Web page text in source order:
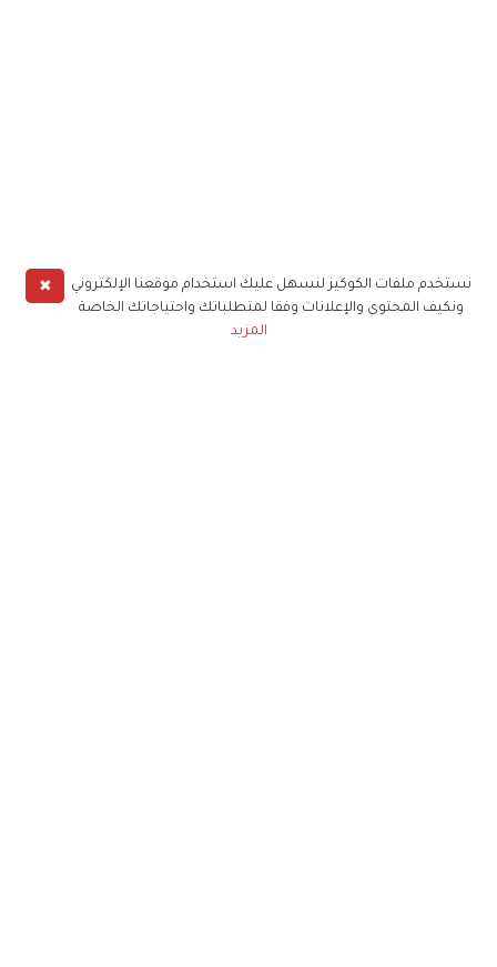
✖
نستخدم ملفات الكوكيز لنسهل عليك استخدام موقعنا الإلكتروني
ونكيف المحتوى والإعلانات وفقا لمتطلباتك واحتياجاتك الخاصة
المزيد